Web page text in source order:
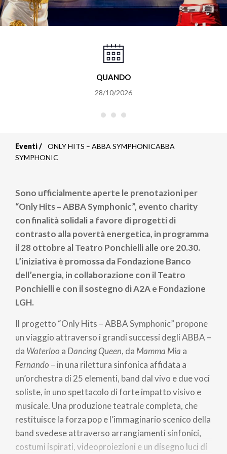
QUANDO
28/10/2026
Briciole
pane
Eventi
ONLY HITS – ABBA SYMPHONICABBA
SYMPHONIC
Sono ufficialmente aperte le prenotazioni per
“Only Hits – ABBA Symphonic”, evento charity
con finalità solidali a favore di progetti di
contrasto alla povertà energetica, in programma
il 28 ottobre al Teatro Ponchielli alle ore 20.30.
L’iniziativa è promossa da Fondazione Banco
dell’energia, in collaborazione con il Teatro
Ponchielli e con il sostegno di A2A e Fondazione
LGH.
Il progetto “Only Hits – ABBA Symphonic” propone
un viaggio attraverso i grandi successi degli ABBA –
da Waterloo a Dancing Queen, da Mamma Mia a
Fernando – in una rilettura sinfonica affidata a
un’orchestra di 25 elementi, band dal vivo e due voci
soliste, in uno spettacolo di forte impatto visivo e
musicale. Una produzione teatrale completa, che
restituisce la forza pop e l’immaginario scenico della
band svedese attraverso arrangiamenti sinfonici,
costumi ispirati, videoproiezioni e un disegno luci di